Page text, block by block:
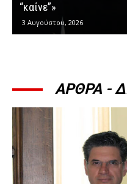
“καίνε”»
3 Αυγούστου, 2026
ΑΡΘΡΑ -